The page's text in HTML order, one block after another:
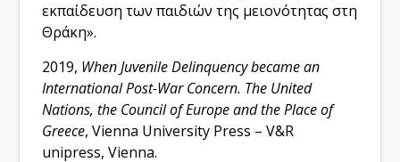
εκπαίδευση των παιδιών της μειονότητας στη
Θράκη».
2019, When Juvenile Delinquency became an
International Post-War Concern. The United
Nations, the Council of Europe and the Place of
Greece, Vienna University Press – V&R
unipress, Vienna.